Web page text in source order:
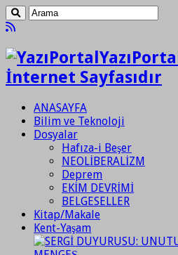
İnternet Sayfasıdır
ANASAYFA
Bilim ve Teknoloji
Dosyalar
Hafıza-i Beşer
NEOLİBERALİZM
Deprem
EKİM DEVRİMİ
BELGESELLER
Kitap/Makale
Kent-Yaşam